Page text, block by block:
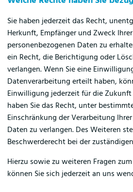
Sie haben jederzeit das Recht,
Herkunft, Empfänger und Zweck
personenbezogenen Daten zu
ein Recht, die Berichtigung oder
verlangen. Wenn Sie eine
Datenverarbeitung erteilt haben,
Einwilligung jederzeit für die
haben Sie das Recht, unter
Einschränkung der Verarbeitung
Daten zu verlangen. Des Weiteren
Beschwerderecht bei der
Hierzu sowie zu weiteren Fragen
können Sie sich jederzeit an uns